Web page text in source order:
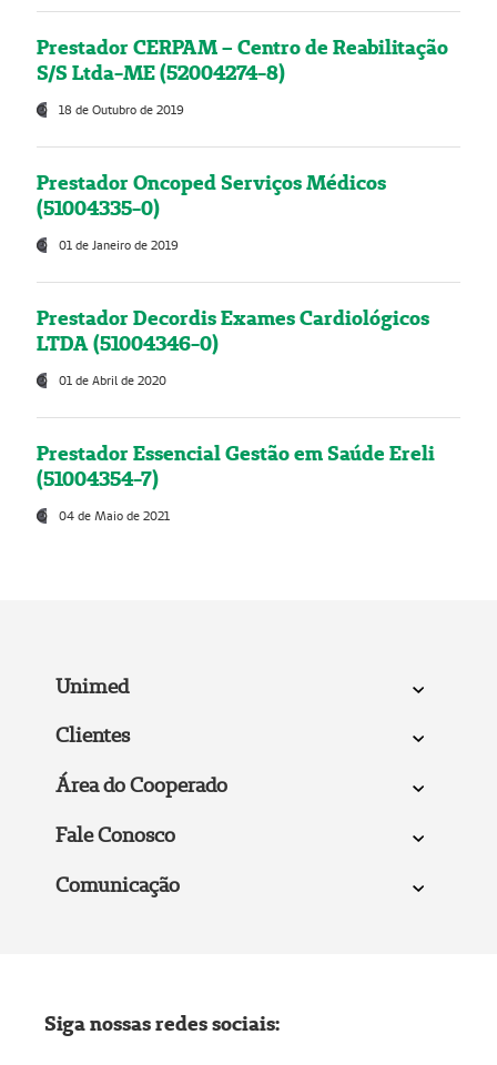
Prestador CERPAM – Centro de Reabilitação
S/S Ltda-ME (52004274-8)
18 de Outubro de 2019
Prestador Oncoped Serviços Médicos
(51004335-0)
01 de Janeiro de 2019
Prestador Decordis Exames Cardiológicos
LTDA (51004346-0)
01 de Abril de 2020
Prestador Essencial Gestão em Saúde Ereli
(51004354-7)
04 de Maio de 2021
Unimed
Clientes
Área do Cooperado
Fale Conosco
Comunicação
Siga nossas redes sociais: